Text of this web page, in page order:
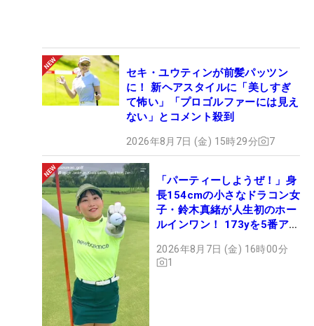
セキ・ユウティンが前髪パッツン
に！ 新ヘアスタイルに「美しすぎ
て怖い」「プロゴルファーには見え
ない」とコメント殺到
2026年8月7日 (金) 15時29分 7
「パーティーしようぜ！」身
長154cmの小さなドラコン女
子・鈴木真緒が人生初のホー
ルインワン！ 173yを5番アイ
2026年8月7日 (金) 16時00分
1